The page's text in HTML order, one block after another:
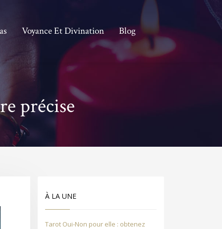
Voyance Et Divination Blog
précise
À LA UNE
Tarot Oui-Non pour elle : obtenez